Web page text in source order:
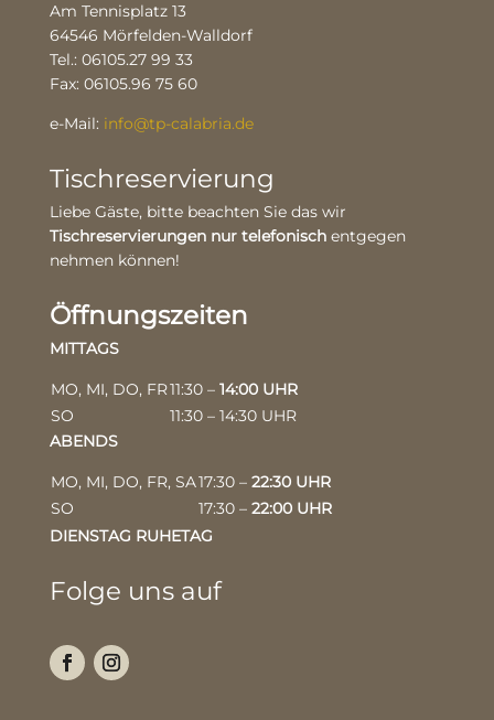
Am Tennisplatz 13
64546 Mörfelden-Walldorf
Tel.: 06105.27 99 33
Fax: 06105.96 75 60
e-Mail: info@tp-calabria.de
Tischreservierung
Liebe Gäste, bitte beachten Sie das wir
Tischreservierungen nur telefonischentgegen
nehmen können!
Öffnungszeiten
MITTAGS
MO, MI, DO, FR11:30 – 14:00 UHR
SO
11:30 – 14:30 UHR
ABENDS
MO, MI, DO, FR, SA17:30 – 22:30 UHR
SO
17:30 – 22:00 UHR
DIENSTAG RUHETAG
Folge uns auf